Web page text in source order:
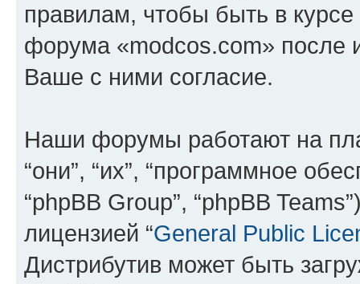
правилам, чтобы быть в
форума «modcos.com» после
Ваше с ними согласие.
Наши форумы работают на
“они”, “их”, “программное
“phpBB Group”, “phpBB
лицензией “General Public
Дистрибутив может быть